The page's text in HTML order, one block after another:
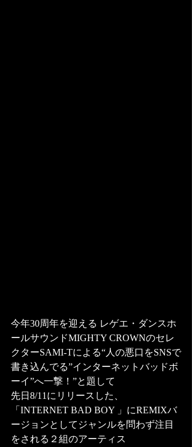
今年30周年を迎える レゲエ・ダンスホ
ールサウンドMIGHTY CROWNのセレ
クターSAMI-Tによる“人の悪口をSNSで
書き込んでる”インターネットバッドボ
ーイ”へ一撃！”と題して
先日8/11にリリースした、
「INTERNET BAD BOY 」にREMIXバ
ージョンとしてジャンルを問わず注目
をされる２組のアーティス